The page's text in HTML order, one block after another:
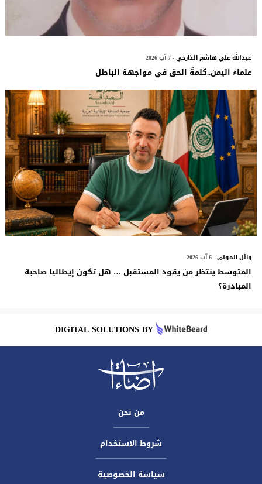
عبدالله علي هاشم الذارحي- 7 آب 2026
علماء اليمن..كلمةُ الحق في مواجهة الباطل
وائل المولى- 6 آب 2026
المتوسط ينتظر من يقود المستقبل … هل تكون إيطاليا صاحبة
المبادرة؟
DIGITAL SOLUTIONS BY
من نحن
شروط الاستخدام
سياسة الخصوصية